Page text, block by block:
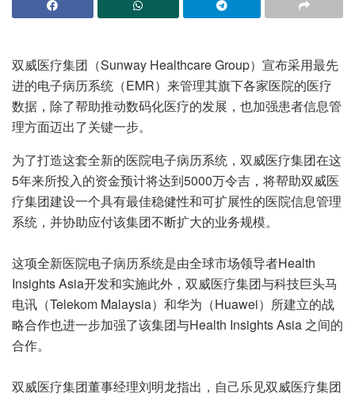
双威医疗集团（Sunway Healthcare Group）宣布采用最先
进的电子病历系统（EMR）来管理其旗下各家医院的医疗
数据，除了帮助推动数码化医疗的发展，也加强患者信息管
理方面迈出了关键一步。
为了打造这套全新的医院电子病历系统，双威医疗集团在这
5年来所投入的资金预计将达到5000万令吉，将帮助双威医
疗集团建设一个具有最佳稳健性和可扩展性的医院信息管理
系统，并协助应付该集团不断扩大的业务规模。
这项全新医院电子病历系统是由全球市场领导者Health
Insights Asia开发和实施此外，双威医疗集团与科技巨头马
电讯（Telekom Malaysia）和华为（Huawei）所建立的战
略合作也进一步加强了该集团与Health Insights Asia 之间的
合作。
双威医疗集团董事经理刘明龙指出，自己乐见双威医疗集团